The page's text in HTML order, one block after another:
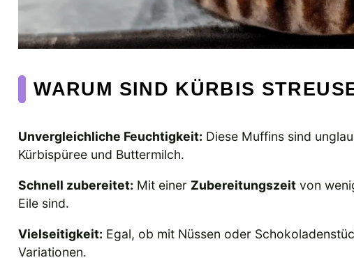
WARUM SIND KÜRBIS
Unvergleichliche Feuchtigkeit: Diese Muffins sind
Kürbispüree und Buttermilch.
Schnell zubereitet: Mit einer Zubereitungszeit von
Eile sind.
Vielseitigkeit: Egal, ob mit Nüssen oder
Variationen.